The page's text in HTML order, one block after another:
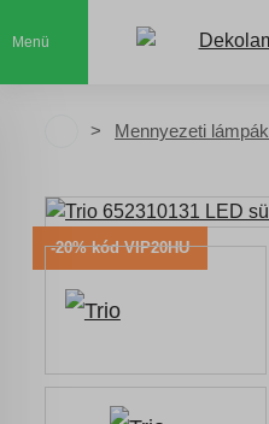
Menü
Mennyezeti lámpák
-20% kód VIP20HU